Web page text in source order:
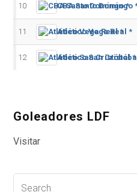
10 CBA Santo Domingo
11 Atlético Vega Real *
12 Atlético San
Goleadores LDF
Visitar